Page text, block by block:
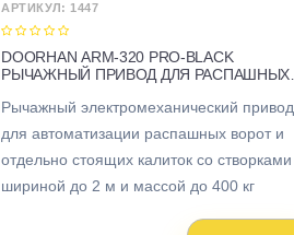
АРТИКУЛ: 1447
DOORHAN ARM-320 PRO-BLACK
РЫЧАЖНЫЙ ПРИВОД ДЛЯ РАСПАШНЫХ
Рычажный электромеханический привод
для автоматизации распашных ворот и
отдельно стоящих калиток со створками
шириной до 2 м и массой до 400 кг